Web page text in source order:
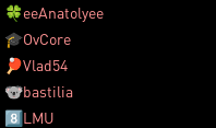
🍀eeAnatolyee
🎓OvCore
🏓Vlad54
🐨bastilia
8️⃣LMU